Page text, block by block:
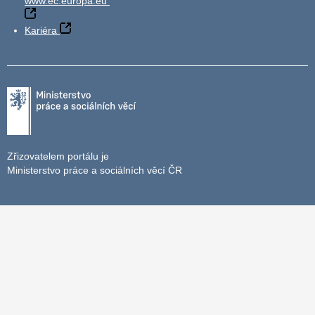
Kariéra
Zřizovatelem portálu je
Ministerstvo práce a sociálních věcí ČR